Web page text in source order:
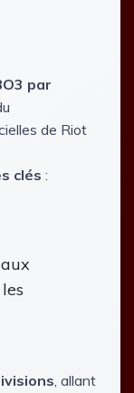
par
de Riot
clés :
, allant